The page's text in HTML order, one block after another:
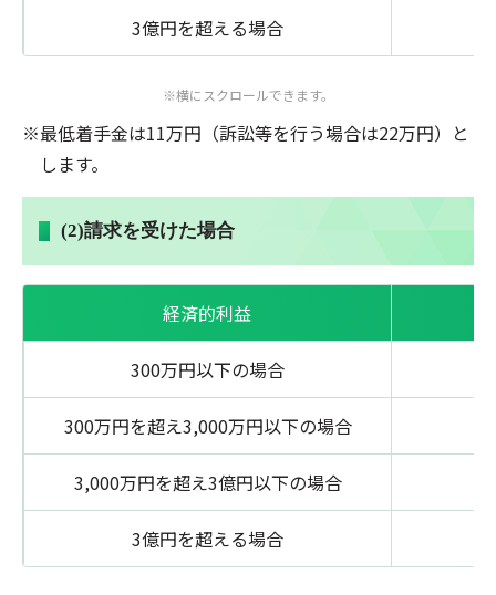
3億円を超える場合
※横にスクロールできます。
最低着手金は11万円（訴訟等を行う場合は22万円）と
します。
(2)請求を受けた場合
経済的利益
300万円以下の場合
300万円を超え3,000万円以下の場合
3,000万円を超え3億円以下の場合
3億円を超える場合